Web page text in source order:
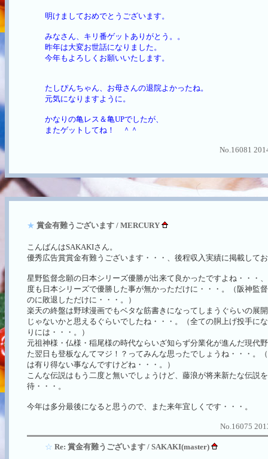
明けましておめでとうございます。
みなさん、キリ番ゲットありがとう。。
昨年は大変お世話になりました。
今年もよろしくお願いいたします。
たしぴんちゃん、お母さんの退院よかったね。
元気になりますように。
かなりの亀レス＆亀UPでしたが、
またゲットしてね！ ＾＾
No.16081
★ 賞金有難うございます / MERCURY
こんばんはSAKAKIさん。
優秀広告賞賞金有難うございます・・・、後程収入実績に掲載して
星野監督念願の日本シリーズ優勝が出来て良かったですよね・・・
度も日本シリーズで優勝した事が無かっただけに・・・。（阪神監
のに敗退しただけに・・・。）
楽天の終盤は野球漫画でもベタな筋書きになってしまうぐらいの展
じゃないかと思えるぐらいでしたね・・・。（全ての胴上げ投手に
りには・・・。）
元祖神様・仏様・稲尾様の時代ならいざ知らず分業化が進んだ現代
た翌日も登板なんてマジ！？ってみんな思ったでしょうね・・・。
は有り得ない事なんですけどね・・・。）
こんな伝説はもう二度と無いでしょうけど、藤浪が将来新たな伝説
待・・・。
今年は多分最後になると思うので、また来年宜しくです・・・。
No.16075
☆ Re: 賞金有難うございます / SAKAKI(master)